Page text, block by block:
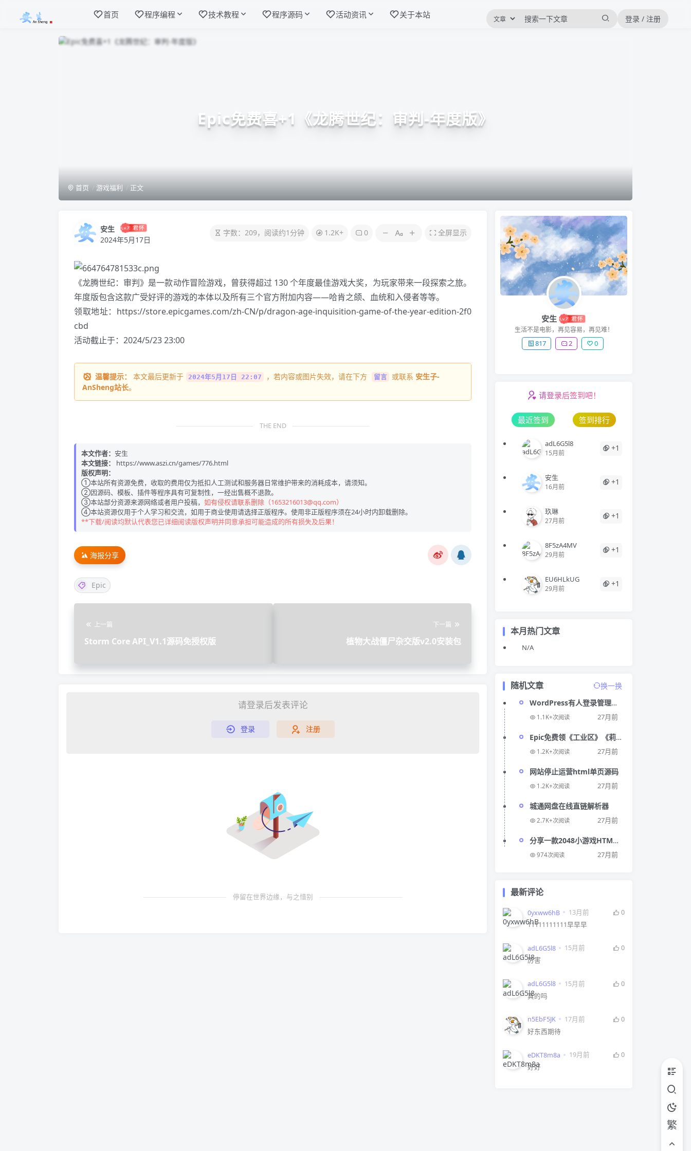
首页 程序编程 技术教程 程序源码 活动资讯 关于本站 登录 / 注册
Epic免费喜+1《龙腾世纪：审判-年度版》
首页 游戏福利 正文
安生
2024年5月17日
字数：209，阅读约1分钟 1.2K+ 0 全屏显示
《龙腾世纪：审判》是一款动作冒险游戏，曾获得超过 130 个年度最佳游戏大奖，为玩家带来一段探索之旅。
年度版包含这款广受好评的游戏的本体以及所有三个官方附加内容——哈肯之颌、血统和入侵者等等。
领取地址： https://store.epicgames.com/zh-CN/p/dragon-age-inquisition-game-of-the-year-edition-2f0
cbd
活动截止于：2024/5/23 23:00
温馨提示： 本文最后更新于 2024年5月17日 22:07 ，若内容或图片失效，请在下方 留言 或联系 安生子-
AnSheng站长。
THE END
本文作者： 安生
本文链接：
https://www.aszi.cn/games/776.html
版权声明：
①本站所有资源免费，收取的费用仅为抵扣人工测试和服务器日常维护带来的消耗成本，请须知。
②因源码、模板、插件等程序具有可复制性，一经出售概不退款。
③本站部分资源来源网络或者用户投稿， 如有侵权请联系删除（1653216013@qq.com）
④本站资源仅用于个人学习和交流，如用于商业使用请选择正版程序。使用非正版程序须在24小时内卸载删除。
**下载/阅读均默认代表您已详细阅读版权声明并同意承担可能造成的所有损失及后果！
海报分享
Epic
上一篇
Storm Core API_V1.1源码免授权版
下一篇
植物大战僵尸杂交版v2.0安装包
请登录后发表评论
登录 注册
停留在世界边缘，与之惜别
安生
生活不是电影，再见容易，再见难！
817 2 0
请登录后签到吧！
最近签到 签到排行
adL6G5l8
15月前
+1
安生
16月前
+1
玖琳
27月前
+1
8F5zA4MV
29月前
+1
EU6HLkUG
29月前
+1
本月热门文章
N/A
随机文章
换一换
WordPress有人登录管理后
台时邮件提醒代码
1.1K+次阅读 27月前
Epic免费领《工业区》《莉
莎：决定版》
1.2K+次阅读 27月前
网站停止运营html单页源码
1.2K+次阅读 27月前
城通网盘在线直链解析器
2.7K+次阅读 27月前
分享一款2048小游戏HTML
源码974次阅读 27月前
最新评论
0yxww6hB 13月前
0
11111111111早早早
adL6G5l8 15月前
0
厉害
adL6G5l8 15月前
0
真的吗
n5EbF5JK 17月前
0
好东西期待
eDKT8m8a 19月前
0
好好
繁